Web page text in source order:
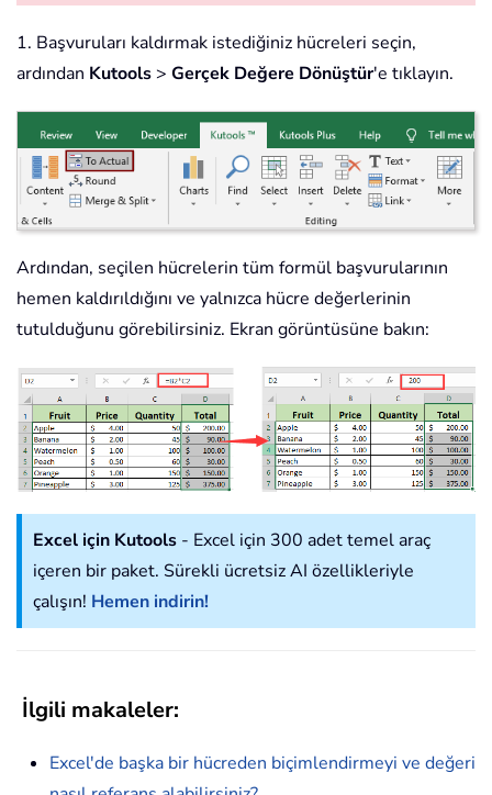
1. Başvuruları kaldırmak istediğiniz hücreleri seçin,
ardından Kutools > Gerçek Değere Dönüştür'e tıklayın.
Ardından, seçilen hücrelerin tüm formül başvurularının
hemen kaldırıldığını ve yalnızca hücre değerlerinin
tutulduğunu görebilirsiniz. Ekran görüntüsüne bakın:
Excel için Kutools - Excel için 300 adet temel araç
içeren bir paket. Sürekli ücretsiz AI özellikleriyle
çalışın! Hemen indirin!
İlgili makaleler:
Excel'de başka bir hücreden biçimlendirmeyi ve değeri